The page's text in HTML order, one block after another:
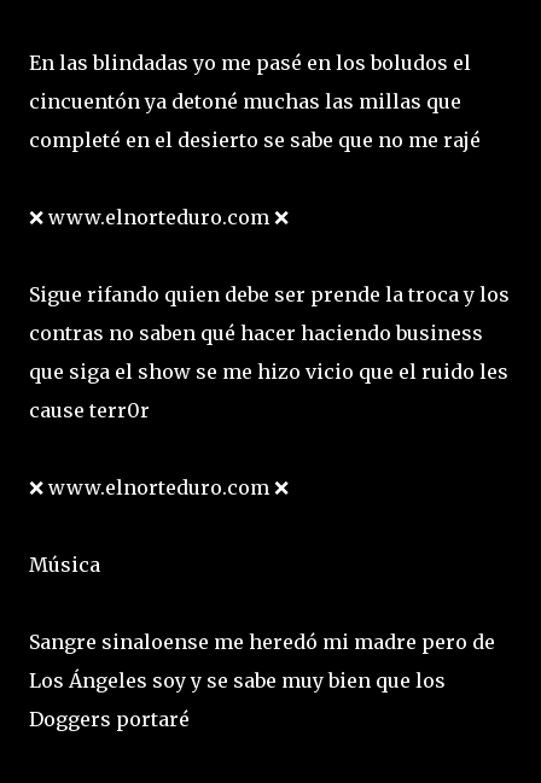
En las blindadas yo me pasé en los boludos el
cincuentón ya detoné muchas las millas que
completé en el desierto se sabe que no me rajé
❌ www.elnorteduro.com ❌
Sigue rifando quien debe ser prende la troca y los
contras no saben qué hacer haciendo business
que siga el show se me hizo vicio que el ruido les
cause terr0r
❌ www.elnorteduro.com ❌
Música
Sangre sinaloense me heredó mi madre pero de
Los Ángeles soy y se sabe muy bien que los
Doggers portaré